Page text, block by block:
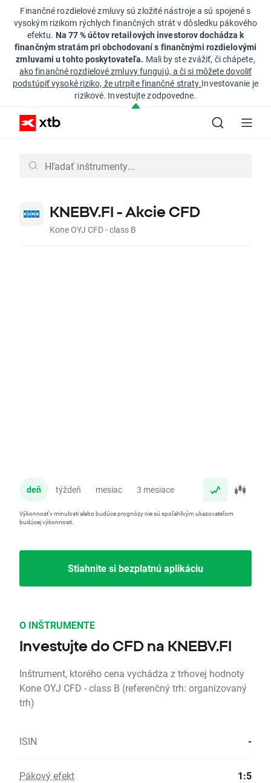
Finančné rozdielové zmluvy sú zložité nástroje a sú spojené s
vysokým rizikom rýchlych finančných strát v dôsledku pákového
efektu. Na 77 % účtov retailových investorov dochádza k
finančným stratám pri obchodovaní s finančnými rozdielovými
zmluvami u tohto poskytovateľa. Mali by ste zvážiť, či chápete,
ako finančné rozdielové zmluvy fungujú, a či si môžete dovoliť
podstúpiť vysoké riziko, že utrpíte finančné straty.Investovanie je
rizikové. Investujte zodpovedne.
KNEBV.FI - Akcie CFD
Kone OYJ CFD - class B
deň týždeň mesiac 3 mesiace
Výkonnosť v minulosti alebo budúce prognózy nie sú spoľahlivým ukazovateľom
budúcej výkonnosti.
Stiahnite si bezplatnú aplikáciu
O INŠTRUMENTE
Investujte do CFD na KNEBV.FI
Inštrument, ktorého cena vychádza z trhovej hodnoty
Kone OYJ CFD - class B (referenčný trh: organizovaný
trh)
ISIN -
Pákový efekt 1:5